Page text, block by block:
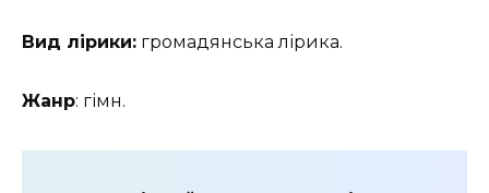
Вид лірики: громадянська лірика.
Жанр: гімн.